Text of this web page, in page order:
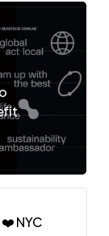
❤️ NYC